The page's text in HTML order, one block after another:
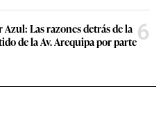
Las razones detrás de la
de la Av. Arequipa por parte6